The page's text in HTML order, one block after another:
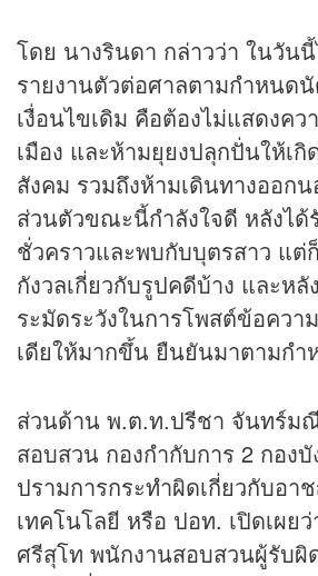
โดย นางรินดา กล่าวว่า ในวัน
รายงานตัวต่อศาลตามกำหนด
เงื่อนไขเดิม คือต้องไม่แสดงคว
เมือง และห้ามยุยงปลุกปั่นให้เ
สังคม รวมถึงห้ามเดินทางออก
ส่วนตัวขณะนี้กำลังใจดี หลังได้
ชั่วคราวและพบกับบุตรสาว แต่
กังวลเกี่ยวกับรูปคดีบ้าง และห
ระมัดระวังในการโพสต์ข้อควา
เดียให้มากขึ้น ยืนยันมาตามก
ส่วนด้าน พ.ต.ท.ปรีชา จันทร์ม
สอบสวน กองกำกับการ 2 กอง
ปรามการกระทำผิดเกี่ยวกับอา
เทคโนโลยี หรือ ปอท. เปิดเผย
ศรีสุโท พนักงานสอบสวนผู้รับ